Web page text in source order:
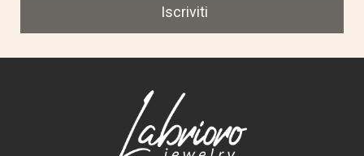
Iscriviti